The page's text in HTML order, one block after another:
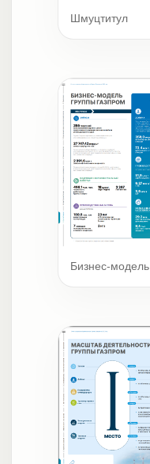
Шмуцтитул
Бизнес-модель